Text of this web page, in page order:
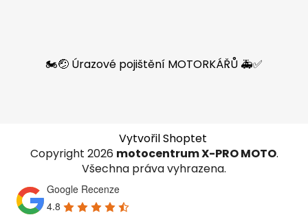
🏍️🤕 Úrazové pojištění MOTORKÁŘŮ 🚑✅
Vytvořil Shoptet
Copyright 2026 motocentrum X-PRO MOTO.
Všechna práva vyhrazena.
Google Recenze
4.8